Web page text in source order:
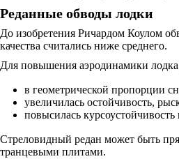
Реданные обводы лодки
До изобретения Ричардом Коулом
качества считались ниже среднего.
Для повышения аэродинамики лодка
в геометрической пропорции
увеличилась остойчивость,
повысилась
Стреловидный редан может быть
транцевыми плитами.